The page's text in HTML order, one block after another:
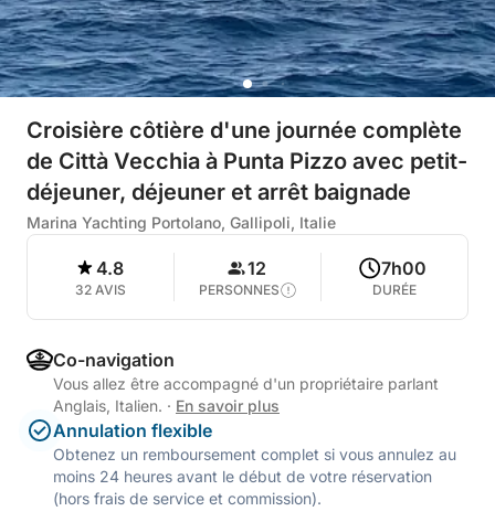
Croisière côtière d'une journée complète
de Città Vecchia à Punta Pizzo avec petit-
déjeuner, déjeuner et arrêt baignade
Marina Yachting Portolano, Gallipoli, Italie
4.8
32 AVIS
12
PERSONNES
7h00
DURÉE
Co-navigation
Vous allez être accompagné d'un propriétaire parlant
Anglais, Italien. · En savoir plus
Annulation flexible
Obtenez un remboursement complet si vous annulez au
moins 24 heures avant le début de votre réservation
(hors frais de service et commission).